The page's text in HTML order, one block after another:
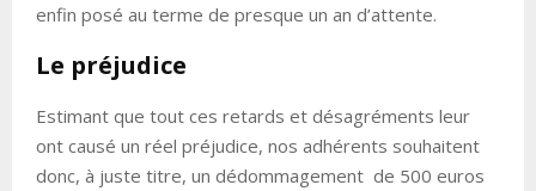
enfin posé au terme de presque un an d’attente.
Le préjudice
Estimant que tout ces retards et désagréments leur
ont causé un réel préjudice, nos adhérents souhaitent
donc, à juste titre, un dédommagement de 500 euros